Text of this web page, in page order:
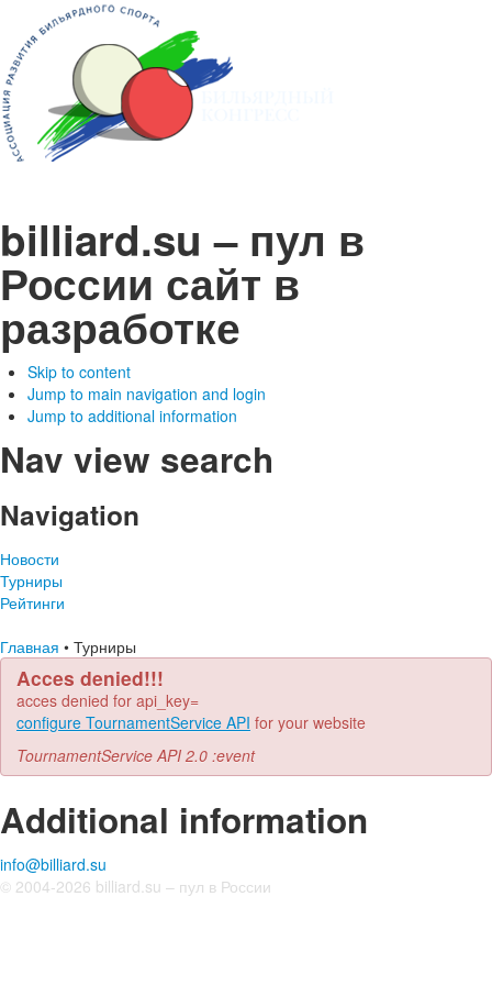
billiard.su – пул в
России сайт в
разработке
Skip to content
Jump to main navigation and login
Jump to additional information
Nav view search
Navigation
Новости
Турниры
Рейтинги
Главная • Турниры
Acces denied!!!
acces denied for api_key=
configure TournamentService API for your website
TournamentService API 2.0 :event
Additional information
info@billiard.su
© 2004-2026 billiard.su – пул в России